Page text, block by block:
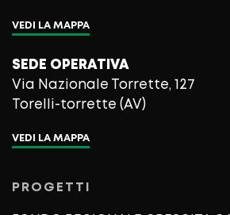
VEDI LA MAPPA
SEDE OPERATIVA
Via Nazionale Torrette, 127
Torelli-torrette (AV)
VEDI LA MAPPA
PROGETTI